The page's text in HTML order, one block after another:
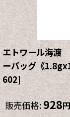
エトワール海渡
ーバッグ《
602]
販売価格:928円